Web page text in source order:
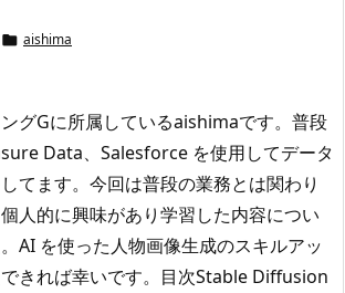
 aishima
グGに所属しているaishimaです。 普段
Data、Salesforce を使用してデータ
てます。 今回は普段の業務とは関わり
人的に興味があり学習した内容につい
AI を使った人物画像生成のスキルアッ
きれば幸いです。 目次Stable Diffusion